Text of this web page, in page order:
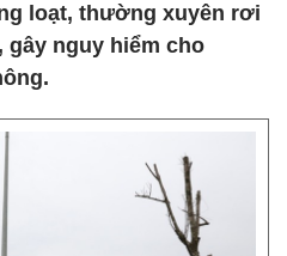
loạt, thường xuyên rơi
nguy hiểm cho